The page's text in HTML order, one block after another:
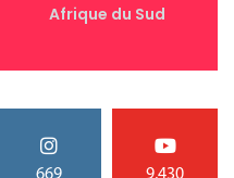
Afrique du Sud